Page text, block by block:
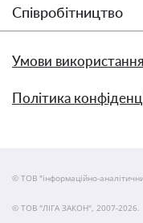
Співробітництво
Умови
Політика
© ТОВ "інформаційно-
© ТОВ "ЛІГА ЗАКОН", 2007-2026.